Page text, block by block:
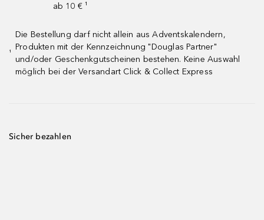
ab 10 € ¹
¹
Die Bestellung darf nicht allein aus Adventskalendern,
Produkten mit der Kennzeichnung "Douglas Partner"
und/oder Geschenkgutscheinen bestehen. Keine Auswahl
möglich bei der Versandart Click & Collect Express
Sicher bezahlen